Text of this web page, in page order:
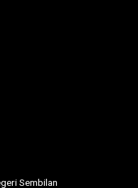
Sembilan